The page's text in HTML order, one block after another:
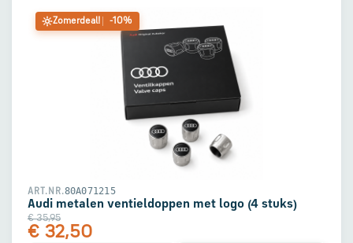
Zomerdeal! -10%
ART.NR.80A071215
Audi metalen ventieldoppen met logo (4 stuks)
€ 35,95
€ 32,50